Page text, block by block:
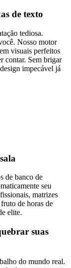
de texto
tediosa.
Nosso motor
visuais perfeitos
contar. Sem brigar
impecável já
de banco de
seu
matrizes
de horas de
elite.
suas
do mundo real.